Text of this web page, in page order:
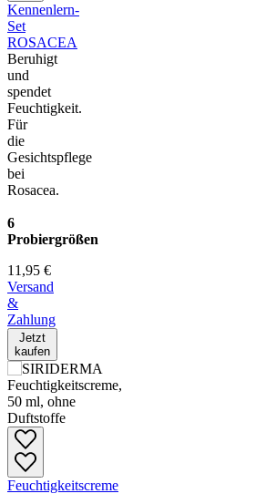
Kennenlern-
Set
ROSACEA
Beruhigt
und
spendet
Feuchtigkeit.
Für
die
Gesichtspflege
bei
Rosacea.
6
Probiergrößen
11,95 €
Versand
&
Zahlung
Jetzt
kaufen
Feuchtigkeitscreme